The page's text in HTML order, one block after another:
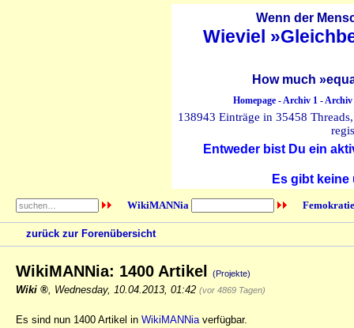
Wenn der
Wieviel
How much
Homepage-Archiv 1-Archiv
138943 Einträge in 35458
Entweder bist Du ein
Es gibt
WikiMANNia
zurück zur Forenübersicht
WikiMANNia: 1400 Artikel (Projekte)
Wiki Wednesday, 10.04.2013, 01:42 (vor 4869 Tagen)
Es sind nun 1400 Artikel in WikiMANNia verfügbar.